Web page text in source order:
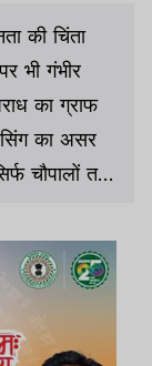
की चिंता
भी गंभीर
का ग्राफ
का असर
चौपालों तक
का कोई खौफ